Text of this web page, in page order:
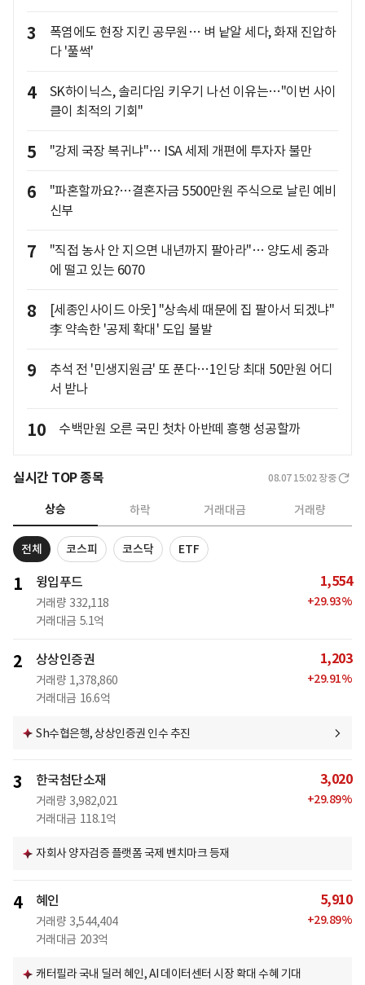
3
폭염에도 현장 지킨 공무원… 벼 낱알 세다, 화재 진압하
다 '풀썩'
4
SK하이닉스, 솔리다임 키우기 나선 이유는…"이번 사이
클이 최적의 기회"
5 "강제 국장 복귀냐"… ISA 세제 개편에 투자자 불만
6
"파혼할까요?…결혼자금 5500만원 주식으로 날린 예비
신부
7
"직접 농사 안 지으면 내년까지 팔아라"… 양도세 중과
에 떨고 있는 6070
8
[세종인사이드 아웃] "상속세 때문에 집 팔아서 되겠냐"
李 약속한 '공제 확대' 도입 불발
9
추석 전 '민생지원금' 또 푼다…1인당 최대 50만원 어디
서 받나
10 수백만원 오른 국민 첫차 아반떼 흥행 성공할까
실시간 TOP 종목 08.07 15:02 장중
상승 하락 거래대금 거래량
전체 코스피 코스닥 ETF
1 윙입푸드
거래량 332,118
거래대금 5.1억
1,554
+29.93%
2 상상인증권
거래량 1,378,860
거래대금 16.6억
1,203
+29.91%
Sh수협은행, 상상인증권 인수 추진
3 한국첨단소재
거래량 3,982,021
거래대금 118.1억
3,020
+29.89%
자회사 양자검증 플랫폼 국제 벤치마크 등재
4 혜인
거래량 3,544,404
거래대금 203억
5,910
+29.89%
캐터필라 국내 딜러 혜인, AI 데이터센터 시장 확대 수혜 기대